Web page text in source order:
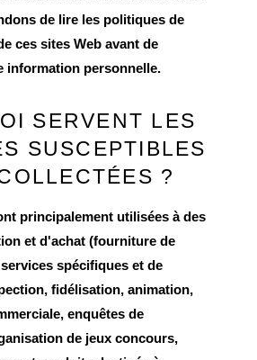
de lire les politiques de
ces sites Web avant de
information personnelle.
SERVENT LES
SUSCEPTIBLES
?
principalement utilisées à des
et d'achat (fourniture de
spécifiques et de
fidélisation, animation,
enquêtes de
de jeux concours,